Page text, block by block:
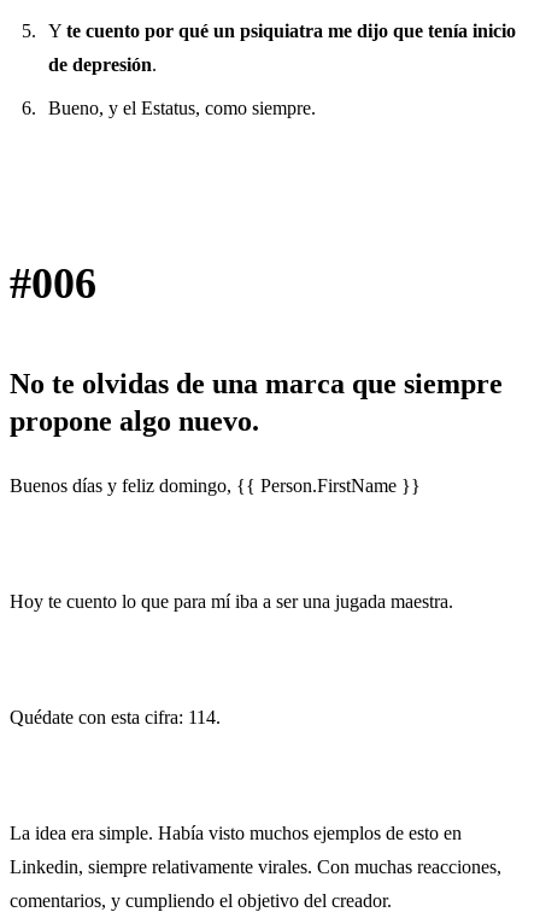
Y te cuento por qué un psiquiatra me dijo que tenía inicio
de depresión.
Bueno, y el Estatus, como siempre.
#006
No te olvidas de una marca que siempre
propone algo nuevo.
Buenos días y feliz domingo, {{ Person.FirstName }}
Hoy te cuento lo que para mí iba a ser una jugada maestra.
Quédate con esta cifra: 114.
La idea era simple. Había visto muchos ejemplos de esto en
Linkedin, siempre relativamente virales. Con muchas reacciones,
comentarios, y cumpliendo el objetivo del creador.